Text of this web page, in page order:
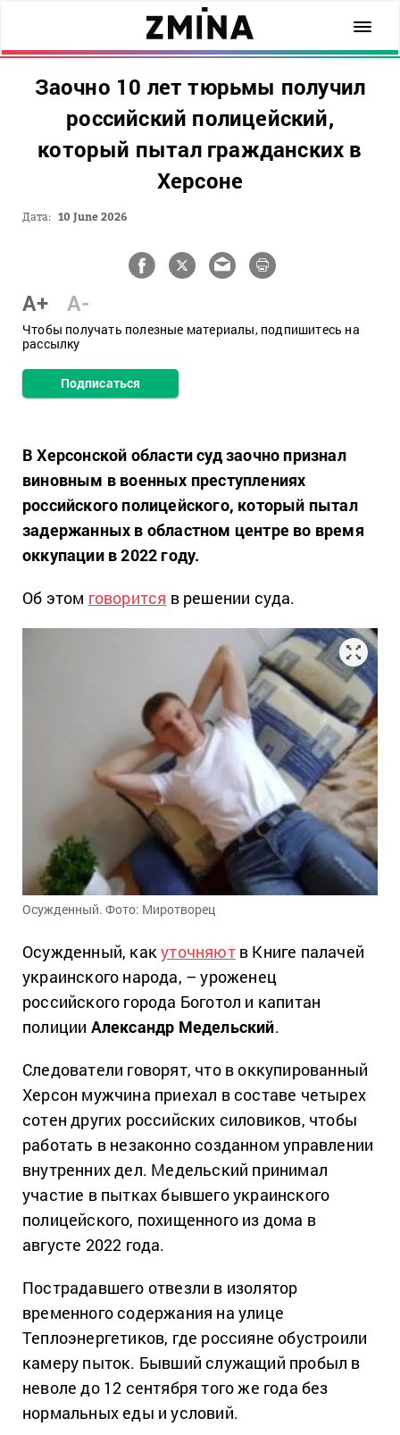
Заочно 10 лет тюрьмы получил
российский полицейский,
который пытал гражданских в
Херсоне
Дата: 10 June 2026
A+ A-
Чтобы получать полезные материалы, подпишитесь на
рассылку
Подписаться
В Херсонской области суд заочно признал
виновным в военных преступлениях
российского полицейского, который пытал
задержанных в областном центре во время
оккупации в 2022 году.
Об этом говорится в решении суда.
Осужденный. Фото: Миротворец
Осужденный, какуточняютв Книге палачей
украинского народа, – уроженец
российского города Боготол и капитан
полиции Александр Медельский.
Следователи говорят, что в оккупированный
Херсон мужчина приехал в составе четырех
сотен других российских силовиков, чтобы
работать в незаконно созданном управлении
внутренних дел. Медельский принимал
участие в пытках бывшего украинского
полицейского, похищенного из дома в
августе 2022 года.
Пострадавшего отвезли в изолятор
временного содержания на улице
Теплоэнергетиков, где россияне обустроили
камеру пыток. Бывший служащий пробыл в
неволе до 12 сентября того же года без
нормальных еды и условий.